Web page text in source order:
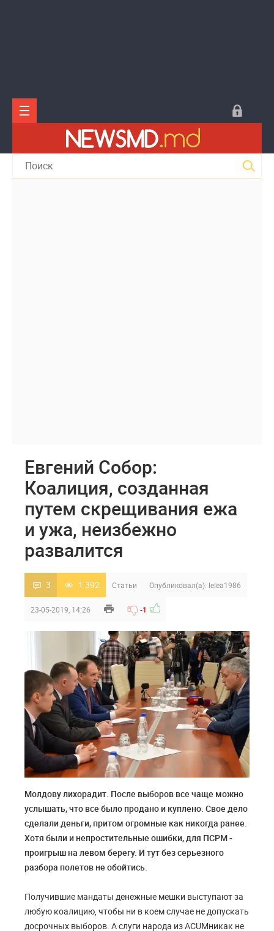
Евгений Собор:
Коалиция, созданная
путем скрещивания ежа
и ужа, неизбежно
развалится
3 1 392 Статьи Опубликовал(а): lelea1986
23-05-2019, 14:26 -1
Молдову лихорадит. После выборов все чаще можно
услышать, что все было продано и куплено. Свое дело
сделали деньги, притом огромные как никогда ранее.
Хотя были и непростительные ошибки, для ПСРМ -
проигрыш на левом берегу. И тут без серьезного
разбора полетов не обойтись.
Получившие мандаты денежные мешки выступают за
любую коалицию, чтобы ни в коем случае не допускать
досрочных выборов. А слуги народа изACUMникак не